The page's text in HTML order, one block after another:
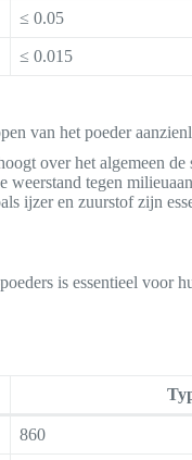
≤ 0.05
≤ 0.015
van het poeder
over het algemeen de
weerstand tegen
ijzer en zuurstof zijn
is essentieel voor
860